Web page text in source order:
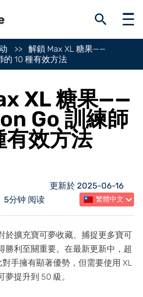
解鎖 Max XL 糖果——
的 10 種有效方法
XL 糖果——
Go 訓練師
有效方法
更新於 2025-06-16
5分钟 阅读 繁體中文
於擴充寶可夢收藏、捕捉更多寶可
勝利至關重要。在最新更新中，超
手擁有顯著優勢，但需要使用 XL
提升到 50 級。